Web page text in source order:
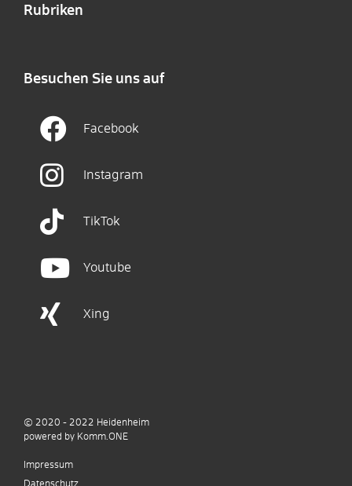
Rubriken
Besuchen Sie uns auf
Facebook
Instagram
TikTok
Youtube
Xing
© 2020 - 2022 Heidenheim
powered by Komm.ONE
Impressum